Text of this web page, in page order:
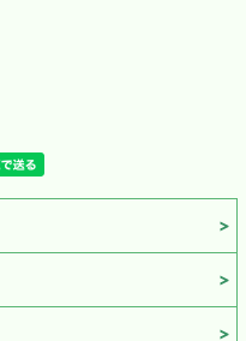
／故郷の空／故郷を離る
デリーの歌／ローレライ
リスマス／星に願いを
もう一度／翼をください
る／夢をあきらめないで
ムコウ／アメイジング・